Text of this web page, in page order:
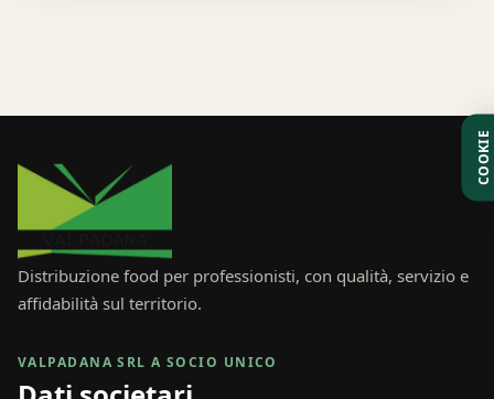
Distribuzione food per professionisti, con qualità, servizio e
affidabilità sul territorio.
VALPADANA SRL A SOCIO UNICO
COOKIE